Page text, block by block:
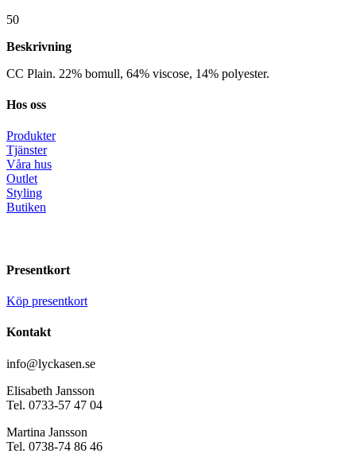
50
Beskrivning
CC Plain. 22% bomull, 64% viscose, 14% polyester.
Hos oss
Produkter
Tjänster
Våra hus
Outlet
Styling
Butiken
Presentkort
Köp presentkort
Kontakt
info@lyckasen.se
Elisabeth Jansson
Tel. 0733-57 47 04
Martina Jansson
Tel. 0738-74 86 46